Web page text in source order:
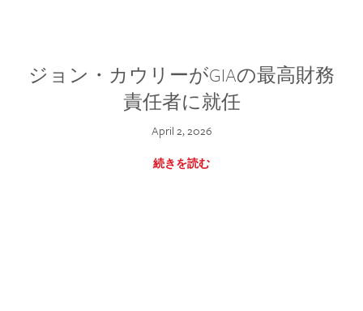
ジョン・カウリーがGIAの最高財務
責任者に就任
April 2, 2026
続きを読む